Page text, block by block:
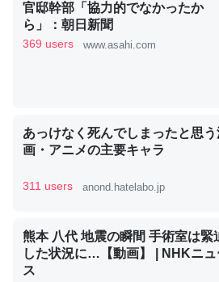
コオロギのカルシウム分はエビの
─ニュース :: 【研究発表】昆虫学の大問題
いのか」に関する新仮説
論文では「淡水はカルシウムも酸素
利だから両方が拮抗してるのでは
いる鋏角類（カブトガニ・ウミグモ
ずキチンを強化してる筈だが、酵素
いのか」に関する新仮説
官邸幹部「協力的でなかったか
ら」：朝日新聞
369 users www.asahi.com
あっけなく死んでしまったと思う
画・アニメの主要キャラ
311 users anond.hatelabo.jp
熊本 八代 地震の瞬間 手術室は緊
した状況に…【動画】 | NHKニュ
ス